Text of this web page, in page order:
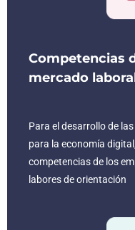
Competencias
mercado
Para el desarrollo de
para la economía
competencias de los
labores de orientación